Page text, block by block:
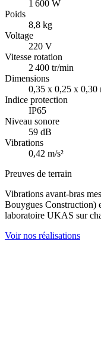
1 600 W
Poids
8,8 kg
Voltage
220 V
Vitesse rotation
2 400 tr/min
Dimensions
0,35 x 0,25 x 0,30
Indice protection
IP65
Niveau sonore
59 dB
Vibrations
0,42 m/s²
Preuves de terrain
Vibrations avant-bras
Bouygues Construction)
laboratoire UKAS sur
Voir nos réalisations